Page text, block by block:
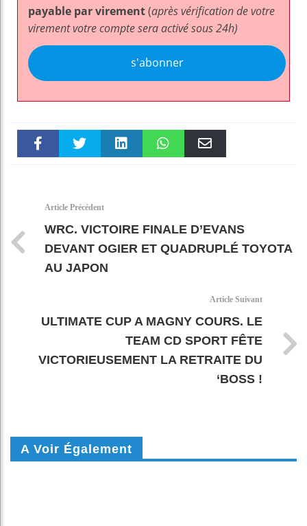
payable par virement(après vérification de votre
virement votre compte sera activé sous 24h)
s'abonner
Article Précédent
WRC. VICTOIRE FINALE D’EVANS
DEVANT OGIER ET QUADRUPLÉ TOYOTA
AU JAPON
Article Suivant
ULTIMATE CUP A MAGNY COURS. LE
TEAM CD SPORT FÊTE
VICTORIEUSEMENT LA RETRAITE DU
‘BOSS !
A Voir Également